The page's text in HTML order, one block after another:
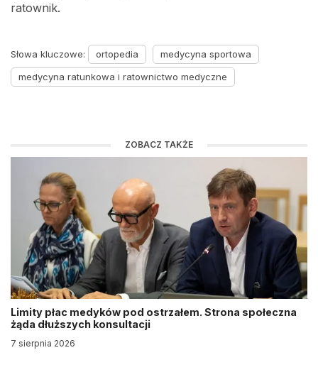
ratownik.
Słowa kluczowe: ortopedia
medycyna sportowa
medycyna ratunkowa i ratownictwo medyczne
ZOBACZ TAKŻE
Limity płac medyków pod ostrzałem. Strona społeczna
żąda dłuższych konsultacji
7 sierpnia 2026